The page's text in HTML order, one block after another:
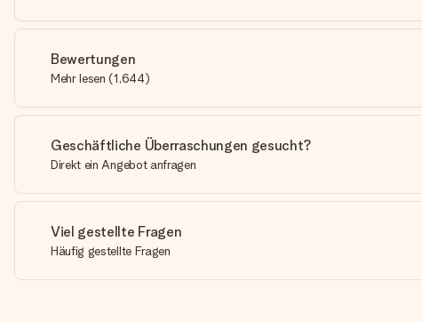
Bewertungen
Mehr lesen (1,644)
Geschäftliche Überraschungen gesucht?
Direkt ein Angebot anfragen
Viel gestellte Fragen
Häufig gestellte Fragen